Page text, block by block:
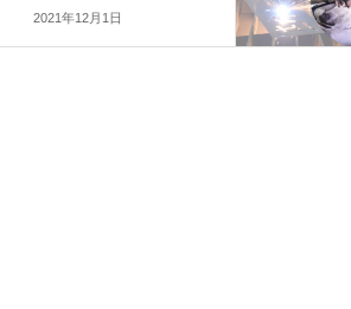
2021年12月1日